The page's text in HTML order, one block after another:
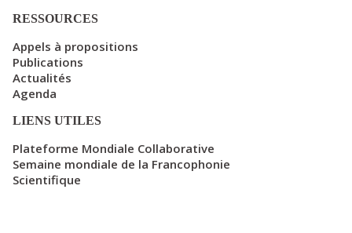
RESSOURCES
Appels à propositions
Publications
Actualités
Agenda
LIENS UTILES
Plateforme Mondiale Collaborative
Semaine mondiale de la Francophonie
Scientifique